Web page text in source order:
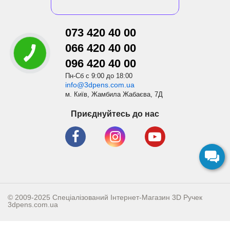
073 420 40 00
066 420 40 00
096 420 40 00
Пн-Сб с 9:00 до 18:00
info@3dpens.com.ua
м. Київ, Жамбила Жабаєва, 7Д
Приєднуйтесь до нас
© 2009-2025 Спеціалізований Інтернет-Магазин 3D Ручек
3dpens.com.ua